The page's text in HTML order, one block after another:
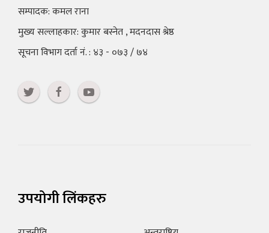
सम्पादक: कमल राना
मुख्य सल्लाहकार: कुमार बस्नेत , मदनदास श्रेष्ठ
सूचना विभाग दर्ता नं. : ४३ - ०७३ / ७४
उपयोगी लिंकहरु